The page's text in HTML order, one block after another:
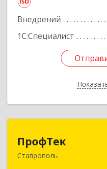
Внедрений
1С:Специалист
ПрофТек
Ставрополь
355000,